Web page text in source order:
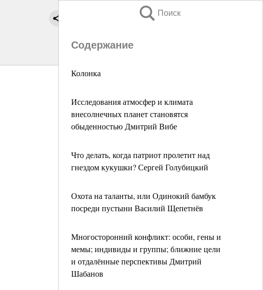
Поиск
Содержание
Колонка
Исследования атмосфер и климата
внесолнечных планет становятся
обыденностью Дмитрий Вибе
Что делать, когда патриот пролетит над
гнездом кукушки? Сергей Голубицкий
Охота на таланты, или Одинокий бамбук
посреди пустыни Василий Щепетнёв
Многосторонний конфликт: особи, гены и
мемы; индивиды и группы; ближние цели
и отдалённые перспективы Дмитрий
Шабанов